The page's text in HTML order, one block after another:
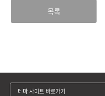
목록
테마 사이트 바로가기